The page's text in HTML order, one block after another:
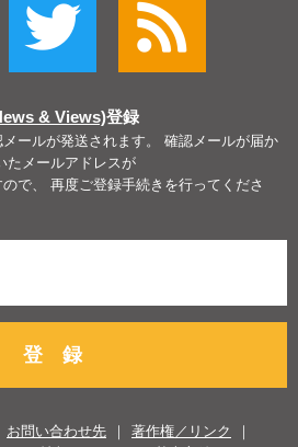
& Views)登録
ールが発送されます。 確認メールが届か
たメールアドレスが
で、 再度ご登録手続きを行ってくださ
登 録
お問い合わせ先
著作権／リンク